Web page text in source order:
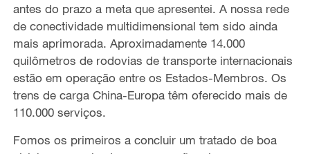
antes do prazo a meta que apresentei. A nossa rede
de conectividade multidimensional tem sido ainda
mais aprimorada. Aproximadamente 14.000
quilômetros de rodovias de transporte internacionais
estão em operação entre os Estados-Membros. Os
trens de carga China-Europa têm oferecido mais de
110.000 serviços.
Fomos os primeiros a concluir um tratado de boa